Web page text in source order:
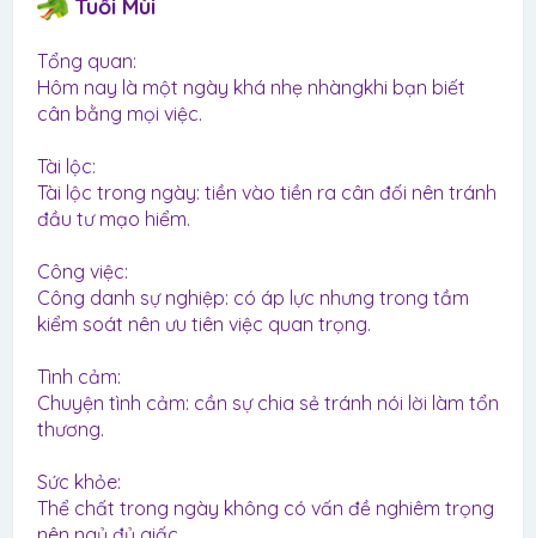
Tuổi Mùi
Tổng quan:
Hôm nay là một ngày khá nhẹ nhàngkhi bạn biết
cân bằng mọi việc.
Tài lộc:
Tài lộc trong ngày: tiền vào tiền ra cân đối nên tránh
đầu tư mạo hiểm.
Công việc:
Công danh sự nghiệp: có áp lực nhưng trong tầm
kiểm soát nên ưu tiên việc quan trọng.
Tình cảm:
Chuyện tình cảm: cần sự chia sẻ tránh nói lời làm tổn
thương.
Sức khỏe:
Thể chất trong ngày không có vấn đề nghiêm trọng